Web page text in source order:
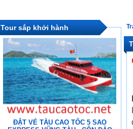
Tour sắp khởi hành
Tàu Cao Tốc Hạng Sang Vũng Tàu
– Côn Đảo
ĐẶT VÉ TÀU CAO TỐC 5 SAO